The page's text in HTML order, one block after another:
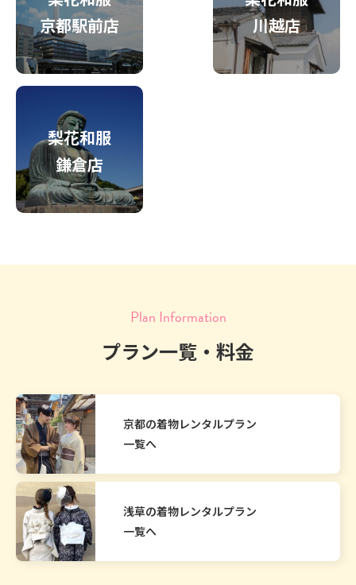
京都駅前店
川越店
梨花和服
鎌倉店
Plan Information
プラン一覧・料金
京都の着物レンタルプラン
一覧へ
浅草の着物レンタルプラン
一覧へ